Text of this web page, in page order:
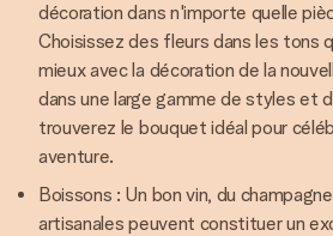
décoration dans n'importe quelle
Choisissez des fleurs dans les tons
mieux avec la décoration de la
dans une large gamme de styles et
trouverez le bouquet idéal pour
aventure.
Boissons : Un bon vin, du
artisanales peuvent constituer un